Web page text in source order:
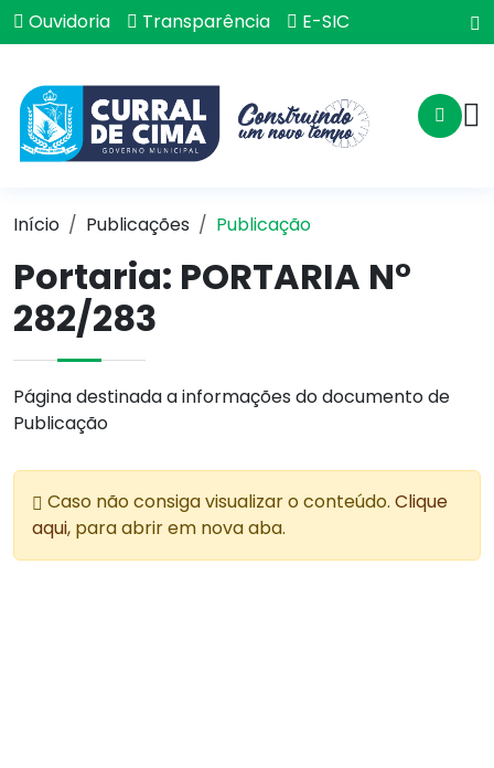
Ouvidoria Transparência E-SIC
Início Publicações Publicação
Portaria: PORTARIA N°
282/283
Página destinada a informações do documento de
Publicação
Caso não consiga visualizar o conteúdo. Clique
aqui, para abrir em nova aba.